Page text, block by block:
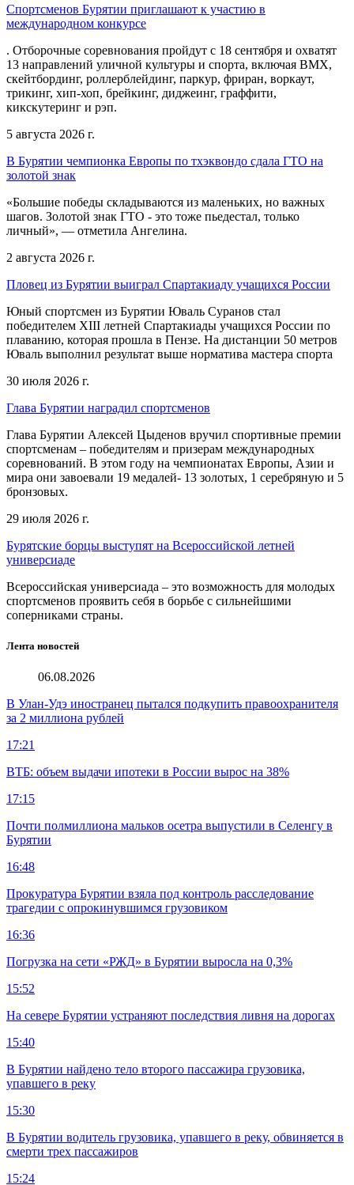
Спортсменов Бурятии приглашают к участию в
международном конкурсе
. Отборочные соревнования пройдут с 18 сентября и охватят
13 направлений уличной культуры и спорта, включая BMX,
скейтбординг, роллерблейдинг, паркур, фриран, воркаут,
трикинг, хип-хоп, брейкинг, диджеинг, граффити,
кикскутеринг и рэп.
5 августа 2026 г.
В Бурятии чемпионка Европы по тхэквондо сдала ГТО на
золотой знак
«Большие победы складываются из маленьких, но важных
шагов. Золотой знак ГТО - это тоже пьедестал, только
личный», — отметила Ангелина.
2 августа 2026 г.
Пловец из Бурятии выиграл Спартакиаду учащихся России
Юный спортсмен из Бурятии Юваль Суранов стал
победителем XIII летней Спартакиады учащихся России по
плаванию, которая прошла в Пензе. На дистанции 50 метров
Юваль выполнил результат выше норматива мастера спорта
30 июля 2026 г.
Глава Бурятии наградил спортсменов
Глава Бурятии Алексей Цыденов вручил спортивные премии
спортсменам – победителям и призерам международных
соревнований. В этом году на чемпионатах Европы, Азии и
мира они завоевали 19 медалей- 13 золотых, 1 серебряную и 5
бронзовых.
29 июля 2026 г.
Бурятские борцы выступят на Всероссийской летней
универсиаде
Всероссийская универсиада – это возможность для молодых
спортсменов проявить себя в борьбе с сильнейшими
соперниками страны.
Лента новостей
06.08.2026
В Улан-Удэ иностранец пытался подкупить правоохранителя
за 2 миллиона рублей
17:21
ВТБ: объем выдачи ипотеки в России вырос на 38%
17:15
Почти полмиллиона мальков осетра выпустили в Селенгу в
Бурятии
16:48
Прокуратура Бурятии взяла под контроль расследование
трагедии с опрокинувшимся грузовиком
16:36
Погрузка на сети «РЖД» в Бурятии выросла на 0,3%
15:52
На севере Бурятии устраняют последствия ливня на дорогах
15:40
В Бурятии найдено тело второго пассажира грузовика,
упавшего в реку
15:30
В Бурятии водитель грузовика, упавшего в реку, обвиняется в
смерти трех пассажиров
15:24